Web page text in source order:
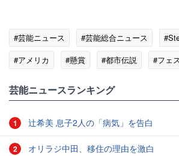
#芸能ニュース #芸能総合ニュース
#アメリカ
#懸賞 #都市伝説 #フェ
芸能ニュースランキング
1 辻希美 息子2人の「病気」を告白
2 オリラジ中田、移住の理由を激白